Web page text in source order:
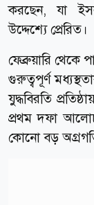
করছেন, যা
উদ্দেশ্যে প্রেরিত।
ফেব্রুয়ারি থেকে
গুরুত্বপূর্ণ
যুদ্ধবিরতি
প্রথম দফা
কোনো বড়